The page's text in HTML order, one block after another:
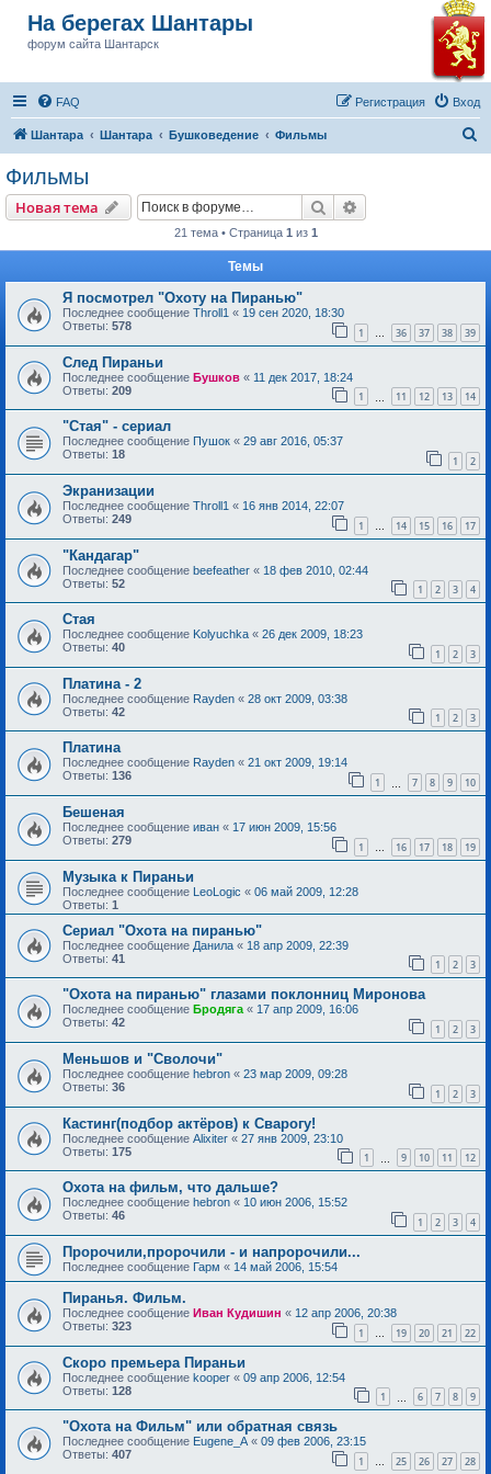
На берегах Шантары
форум сайта Шантарск
FAQ Вход
Регистрация
Шантара Шантара Бушковедение Фильмы
Фильмы
Новая тема Поиск
21 тема • Страница 1 из 1
Темы
Я посмотрел "Охоту на Пиранью"
Последнее сообщение Throll1 « 19 сен 2020, 18:30
Ответы: 578 1 … 36 37 38 39
След Пираньи
Последнее сообщение Бушков « 11 дек 2017, 18:24
Ответы: 209 1 11 12 13 14
"Стая" - сериал
Последнее сообщение Пушок « 29 авг 2016, 05:37
Ответы: 18 1 2
Экранизации
Последнее сообщение Throll1 « 16 янв 2014, 22:07
Ответы: 249 1 … 14 15 16 17
"Кандагар"
Последнее сообщение beefeather « 18 фев 2010, 02:44
Ответы: 52 1 2 3 4
Стая
Последнее сообщение Kolyuchka « 26 дек 2009, 18:23
Ответы: 40 1 2 3
Платина - 2
Последнее сообщение Rayden « 28 окт 2009, 03:38
Ответы: 42 1 2 3
Платина
Последнее сообщение Rayden « 21 окт 2009, 19:14
Ответы: 136 1 7 8 9 10
Бешеная
Последнее сообщение иван « 17 июн 2009, 15:56
Ответы: 279 1 … 16 17 18 19
Музыка к Пираньи
Последнее сообщение LeoLogic « 06 май 2009, 12:28
Ответы: 1
Сериал "Охота на пиранью"
Последнее сообщение Данила « 18 апр 2009, 22:39
Ответы: 41 1 2 3
"Охота на пиранью" глазами поклонниц Миронова
Последнее сообщение Бродяга« 17 апр 2009, 16:06
Ответы: 42 1 2 3
Меньшов и "Сволочи"
Последнее сообщение hebron « 23 мар 2009, 09:28
Ответы: 36 1 2 3
Кастинг(подбор актёров) к Сварогу!
Последнее сообщение Alixiter « 27 янв 2009, 23:10
Ответы: 175 1 9 10 11 12
Охота на фильм, что дальше?
Последнее сообщение hebron « 10 июн 2006, 15:52
Ответы: 46 1 2 3 4
Пророчили,пророчили - и напророчили...
Последнее сообщение Гарм « 14 май 2006, 15:54
Пиранья. Фильм.
Последнее сообщение Иван Кудишин « 12 апр 2006, 20:38
Ответы: 323 1 … 19 20 21 22
Скоро премьера Пираньи
Последнее сообщение kooper « 09 апр 2006, 12:54
Ответы: 128 1 6 7 8 9
"Охота на Фильм" или обратная связь
Последнее сообщение Eugene_A « 09 фев 2006, 23:15
Ответы: 407 1 … 25 26 27 28